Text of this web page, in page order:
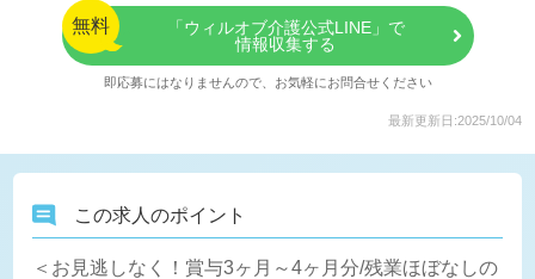
無料
「ウィルオブ介護公式LINE」で
情報収集する
即応募にはなりませんので、お気軽にお問合せください
最新更新日:2025/10/04
この求人のポイント
＜お見逃しなく！賞与3ヶ月～4ヶ月分/残業ほぼなしの